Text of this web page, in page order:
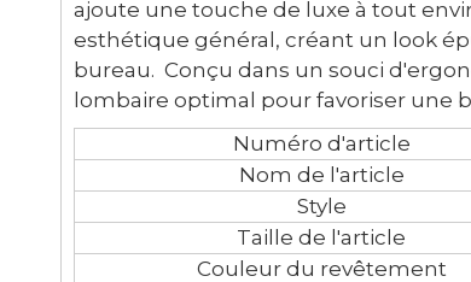
ajoute une touche de luxe à tout
esthétique général, créant un look
bureau. Conçu dans un souci
lombaire optimal pour favoriser une
Numéro d'article
Nom de l'article
Style
Taille de l'article
Couleur du revêtement